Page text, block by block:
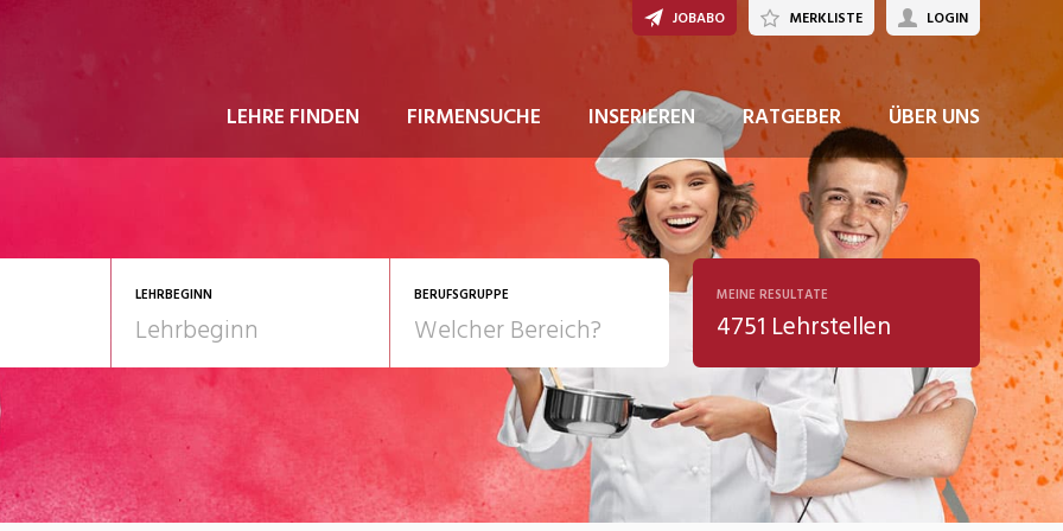
LEHRE FINDEN FIRMENSUCHE INSERIEREN RATGEBER ÜBER UNS
JOBABO MERKLISTE LOGIN
LEHRBEGINN BERUFSGRUPPE
Gesundheit/Pflege/Soziales
Telco
Kultur
MEINE RESULTATE
4751 Lehrstellen
JETZT BEWERBEN